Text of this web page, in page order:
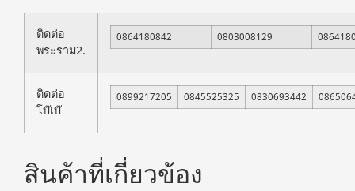
ติดต่อ
พระราม2.
0864180842 0803008129
ติดต่อ
โบ๊เบ๊
0899217205 0845525325 0830693442
สินค้าที่เกี่ยวข้อง